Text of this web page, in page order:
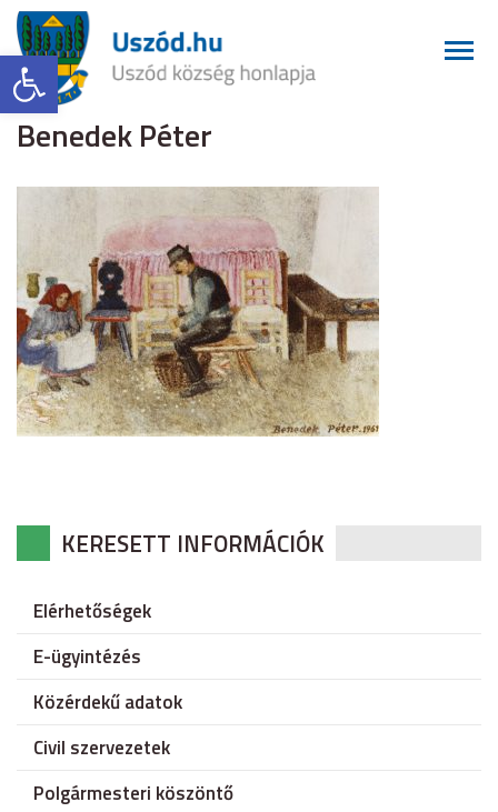
Eszköztár megnyitása
Benedek Péter
KERESETT INFORMÁCIÓK
Elérhetőségek
E-ügyintézés
Közérdekű adatok
Civil szervezetek
Polgármesteri köszöntő